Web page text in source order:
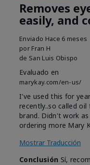
Removes
easily, and
Enviado Hace 6 meses
por Fran H
de San Luis Obispo
Evaluado en
marykay.com/en-us/
I've used this for
recently..so called oil
brand. Didn't work
ordering more Mary
Mostrar Traducción
Conclusión Sí,